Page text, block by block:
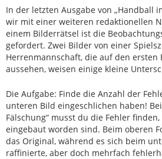
In der letzten Ausgabe von „Handball
wir mit einer weiteren redaktionellen
einem Bilderrätsel ist die
gefordert. Zwei Bilder von einer
Herrenmannschaft, die auf den ersten
aussehen, weisen einige kleine
Die Aufgabe: Finde die Anzahl der
unteren Bild eingeschlichen haben!
Fälschung“ musst du die Fehler
eingebaut worden sind. Beim oberen
das Original, während es sich beim
raffinierte, aber doch mehrfach